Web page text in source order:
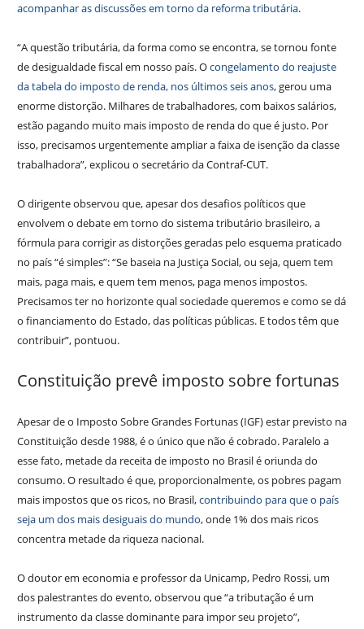
acompanhar as discussões em torno da reforma tributária.
“A questão tributária, da forma como se encontra, se tornou fonte
de desigualdade fiscal em nosso país. Ocongelamento do reajuste
da tabela do imposto de renda, nos últimos seis anos, gerou uma
enorme distorção. Milhares de trabalhadores, com baixos salários,
estão pagando muito mais imposto de renda do que é justo. Por
isso, precisamos urgentemente ampliar a faixa de isenção da classe
trabalhadora”, explicou o secretário da Contraf-CUT.
O dirigente observou que, apesar dos desafios políticos que
envolvem o debate em torno do sistema tributário brasileiro, a
fórmula para corrigir as distorções geradas pelo esquema praticado
no país “é simples”: “Se baseia na Justiça Social, ou seja, quem tem
mais, paga mais, e quem tem menos, paga menos impostos.
Precisamos ter no horizonte qual sociedade queremos e como se dá
o financiamento do Estado, das políticas públicas. E todos têm que
contribuir”, pontuou.
Constituição prevê imposto sobre fortunas
Apesar de o Imposto Sobre Grandes Fortunas (IGF) estar previsto na
Constituição desde 1988, é o único que não é cobrado. Paralelo a
esse fato, metade da receita de imposto no Brasil é oriunda do
consumo. O resultado é que, proporcionalmente, os pobres pagam
mais impostos que os ricos, no Brasil,contribuindo para que o país
seja um dos mais desiguais do mundo, onde 1% dos mais ricos
concentra metade da riqueza nacional.
O doutor em economia e professor da Unicamp, Pedro Rossi, um
dos palestrantes do evento, observou que “a tributação é um
instrumento da classe dominante para impor seu projeto”,